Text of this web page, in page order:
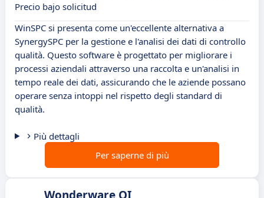
Precio bajo solicitud
WinSPC si presenta come un'eccellente alternativa a
SynergySPC per la gestione e l'analisi dei dati di controllo
qualità. Questo software è progettato per migliorare i
processi aziendali attraverso una raccolta e un'analisi in
tempo reale dei dati, assicurando che le aziende possano
operare senza intoppi nel rispetto degli standard di
qualità.
Più dettagli
Per saperne di più